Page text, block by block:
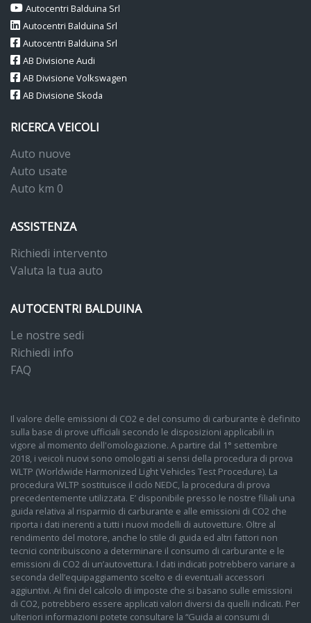
Supporto lombare a regolazione pneumatica per sedili anteriori
Tappetini anteriori e posteriori in materiale riciclato
Tetto panoramico apribile elettricamente
Tire mobility set (kit riparazione gomma)
Vetri laterali posteriori e lunotto oscurati e insonorizzati
Videocamera per retromarcia rear view
Volante sportivo multifunzione in pelle con palette per cambio
dsg
Autocentri Balduina Srl
Autocentri Balduina Srl
Autocentri Balduina Srl
AB Divisione Audi
AB Divisione Volkswagen
AB Divisione Skoda
RICERCA VEICOLI
Auto nuove
Auto usate
Auto km 0
ASSISTENZA
Richiedi intervento
Valuta la tua auto
AUTOCENTRI BALDUINA
Le nostre sedi
Richiedi info
FAQ
Il valore delle emissioni di CO2 e del consumo di carburante è definito
sulla base di prove ufficiali secondo le disposizioni applicabili in
vigore al momento dell'omologazione. A partire dal 1° settembre
2018, i veicoli nuovi sono omologati ai sensi della procedura di prova
WLTP (Worldwide Harmonized Light Vehicles Test Procedure). La
procedura WLTP sostituisce il ciclo NEDC, la procedura di prova
precedentemente utilizzata. E’ disponibile presso le nostre filiali una
guida relativa al risparmio di carburante e alle emissioni di CO2 che
riporta i dati inerenti a tutti i nuovi modelli di autovetture. Oltre al
rendimento del motore, anche lo stile di guida ed altri fattori non
tecnici contribuiscono a determinare il consumo di carburante e le
emissioni di CO2 di un’autovettura. I dati indicati potrebbero variare a
seconda dell’equipaggiamento scelto e di eventuali accessori
aggiuntivi. Ai fini del calcolo di imposte che si basano sulle emissioni
di CO2, potrebbero essere applicati valori diversi da quelli indicati. Per
ulteriori informazioni potete consultare la “Guida ai consumi di